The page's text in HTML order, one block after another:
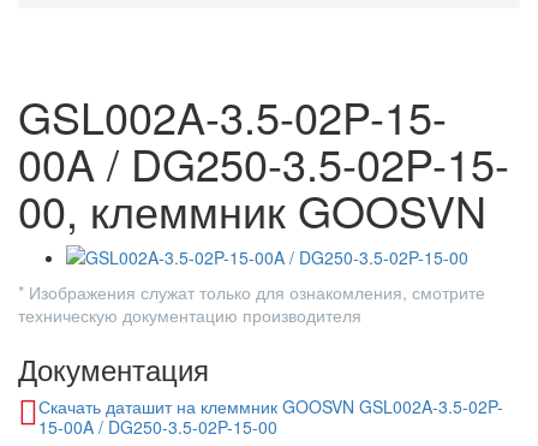
GSL002A-3.5-02P-15-
00A / DG250-3.5-02P-15-
00, клеммник GOOSVN
* Изображения служат только для ознакомления, смотрите
техническую документацию производителя
Документация
Скачать даташит на клеммник GOOSVN GSL002A-3.5-02P-
15-00A / DG250-3.5-02P-15-00